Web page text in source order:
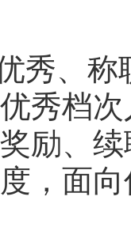
秀、
优秀档
励、
，面